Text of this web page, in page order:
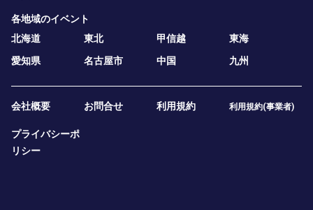
各地域のイベント
北海道
東北 甲信越
東海
愛知県
名古屋市 中国 九州
会社概要 お問合せ 利用規約 利用規約(事業者)
プライバシーポ
リシー